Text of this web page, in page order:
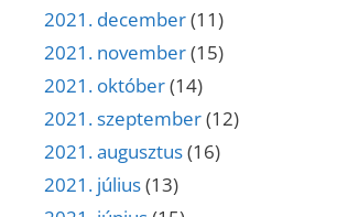
2021. december(11)
2021. november(15)
2021. október(14)
2021. szeptember(12)
2021. augusztus(16)
2021. július(13)